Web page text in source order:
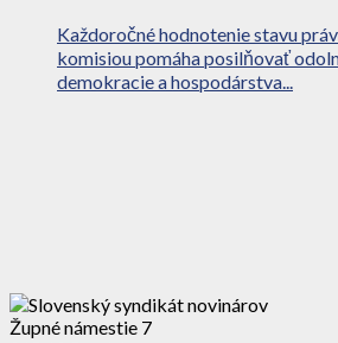
Každoročné hodnotenie stavu
komisiou pomáha posilňovať
demokracie a hospodárstva...
Župné námestie 7